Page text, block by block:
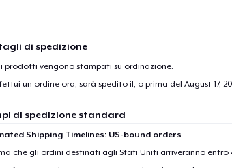
di spedizione
prodotti vengono stampati su ordinazione.
un ordine ora, sarà spedito il, o prima del August 17,
di spedizione standard
Shipping Timelines: US-bound orders
che gli ordini destinati agli Stati Uniti arriveranno